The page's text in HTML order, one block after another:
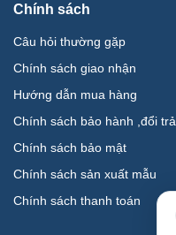
Chính sách
Câu hỏi thường gặp
Chính sách giao nhận
Hướng dẫn mua hàng
Chính sách bảo hành ,đổi trả
Chính sách bảo mật
Chính sách sản xuất mẫu
Chính sách thanh toán